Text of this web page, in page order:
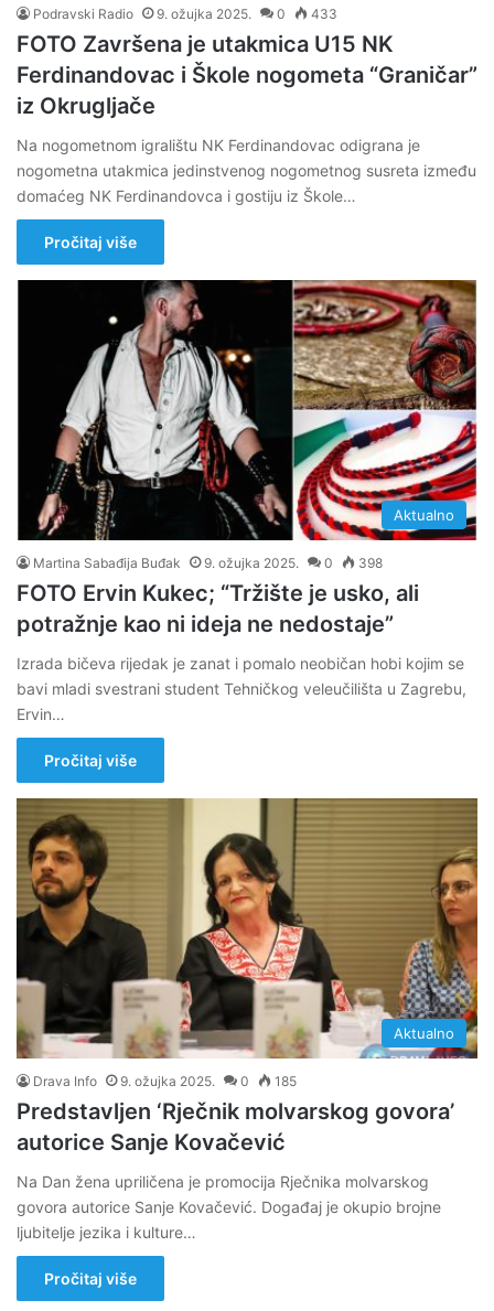
Podravski Radio 9. ožujka 2025. 0 433
FOTO Završena je utakmica U15 NK
Ferdinandovac i Škole nogometa “Graničar”
iz Okrugljače
Na nogometnom igralištu NK Ferdinandovac odigrana je
nogometna utakmica jedinstvenog nogometnog susreta između
domaćeg NK Ferdinandovca i gostiju iz Škole…
Pročitaj više
Aktualno
Martina Sabađija Buđak 9. ožujka 2025. 0 398
FOTO Ervin Kukec; “Tržište je usko, ali
potražnje kao ni ideja ne nedostaje”
Izrada bičeva rijedak je zanat i pomalo neobičan hobi kojim se
bavi mladi svestrani student Tehničkog veleučilišta u Zagrebu,
Ervin…
Pročitaj više
Aktualno
Drava Info 9. ožujka 2025. 0 185
Predstavljen ‘Rječnik molvarskog govora’
autorice Sanje Kovačević
Na Dan žena upriličena je promocija Rječnika molvarskog
govora autorice Sanje Kovačević. Događaj je okupio brojne
ljubitelje jezika i kulture…
Pročitaj više